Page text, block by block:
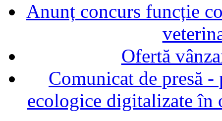
Anunț concurs funcție
Ofertă
Comunicat de presă
ecologice digitalizate în